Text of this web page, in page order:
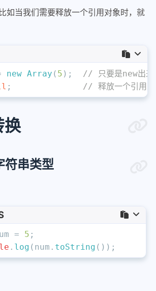
如当我们需要释放一个引用对象时，就
new Array ( 5 ); // 只要是new出来
; // 释放一个引用对
换
符串类型
= 5 ;
. log (num. toString ());